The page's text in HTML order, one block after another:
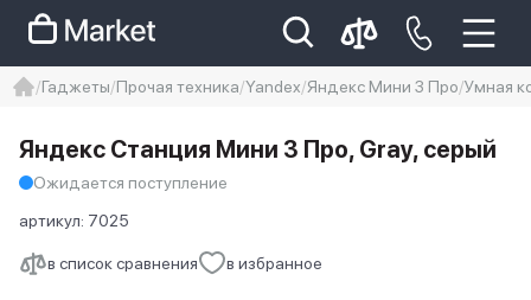
Iphone 14 pro max
айфон 14
Гаджеты Прочая техника Yandex Яндекс Мини 3 Про Умная
в список сравнения в избранное
Яндекс Станция Мини 3 Про, Gray, серый
Ожидается поступление
артикул: 7025